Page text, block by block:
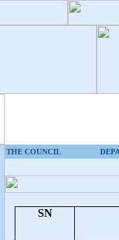
THE COUNCIL
SN